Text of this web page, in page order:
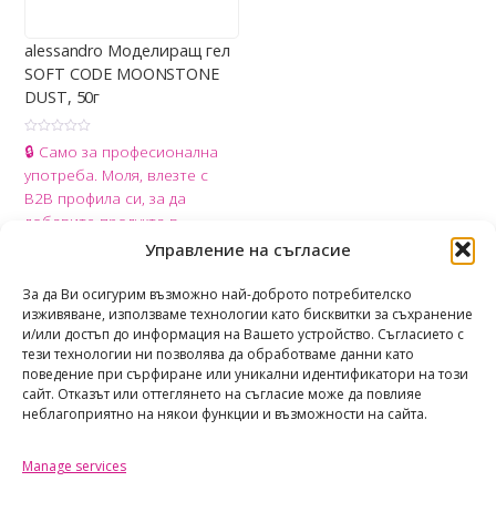
Управление на съгласие
За да Ви осигурим възможно най-доброто потребителско
изживяване, използваме технологии като бисквитки за съхранение
и/или достъп до информация на Вашето устройство. Съгласието с
тези технологии ни позволява да обработваме данни като
поведение при сърфиране или уникални идентификатори на този
сайт. Отказът или оттеглянето на съгласие може да повлияе
неблагоприятно на някои функции и възможности на сайта.
Manage services
alessandro Моделиращ гел
SOFT CODE MOONSTONE
DUST, 50г
О
ц
н
е
н
🔒 Само за професионална
употреба. Моля, влезте с
B2B профила си, за да
добавите продукта в